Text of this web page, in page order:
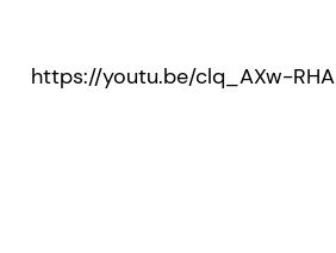
https://youtu.be/clq_AXw-RHA